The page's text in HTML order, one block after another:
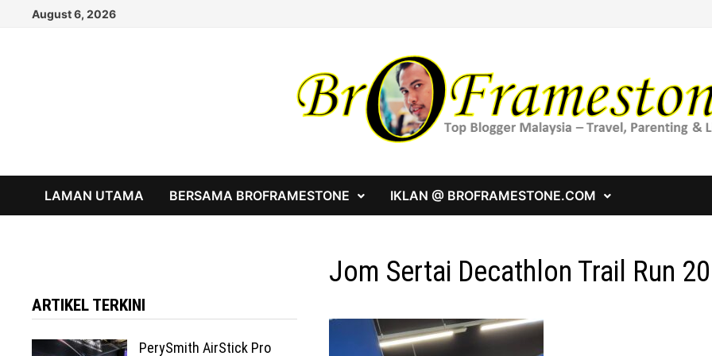
August 6, 2026
LAMAN UTAMA BERSAMA BROFRAMESTONE IKLAN @ BROFRAMESTONE.COM
Jom Sertai Decathlon Trail Run
ARTIKEL TERKINI
PerySmith AirStick Pro